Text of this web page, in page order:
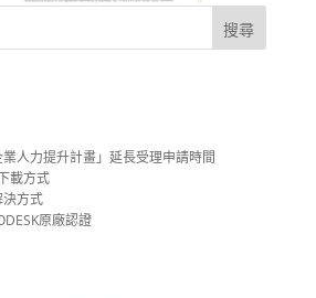
人力提升計畫」延長受理申請時間
載方式
方式
原廠認證